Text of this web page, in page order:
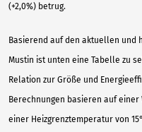
(+2,0%) betrug.
Basierend auf den aktuellen und
Mustin ist unten eine Tabelle zu
Relation zur Größe und
Berechnungen basieren auf
einer Heizgrenztemperatur von